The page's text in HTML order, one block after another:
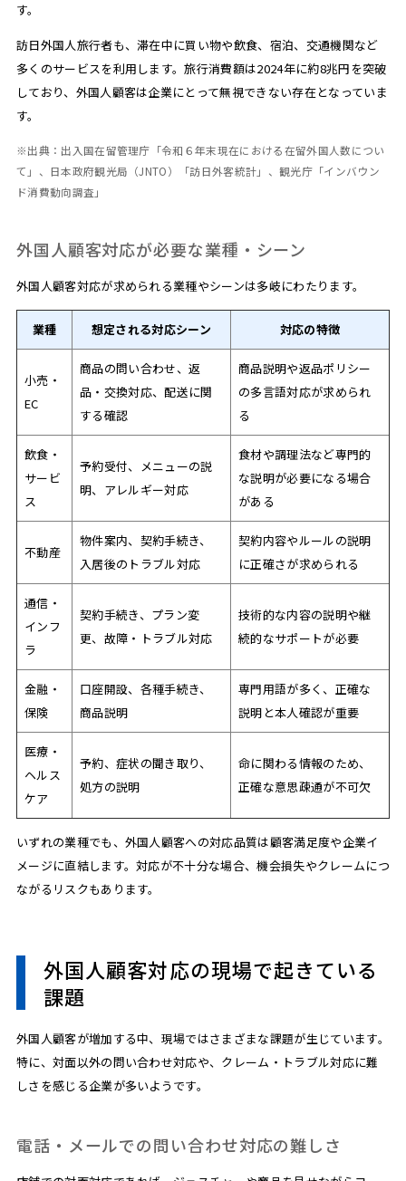
す。
訪日外国人旅行者も、滞在中に買い物や飲食、宿泊、交通機関など
多くのサービスを利用します。旅行消費額は2024年に約8兆円を突破
しており、外国人顧客は企業にとって無視できない存在となっていま
す。
※出典：出入国在留管理庁「令和６年末現在における在留外国人数につい
て」、日本政府観光局（JNTO）「訪日外客統計」、観光庁「インバウン
ド消費動向調査」
外国人顧客対応が必要な業種・シーン
外国人顧客対応が求められる業種やシーンは多岐にわたります。
業種 想定される対応シーン 対応の特徴
小売・
EC
商品の問い合わせ、返
品・交換対応、配送に関
する確認
商品説明や返品ポリシー
の多言語対応が求められ
る
飲食・
サービ
ス
予約受付、メニューの説
明、アレルギー対応
食材や調理法など専門的
な説明が必要になる場合
がある
不動産
物件案内、契約手続き、
入居後のトラブル対応
契約内容やルールの説明
に正確さが求められる
通信・
インフ
ラ
契約手続き、プラン変
更、故障・トラブル対応
技術的な内容の説明や継
続的なサポートが必要
金融・
保険
口座開設、各種手続き、
商品説明
専門用語が多く、正確な
説明と本人確認が重要
医療・
ヘルス
ケア
予約、症状の聞き取り、
処方の説明
命に関わる情報のため、
正確な意思疎通が不可欠
いずれの業種でも、外国人顧客への対応品質は顧客満足度や企業イ
メージに直結します。対応が不十分な場合、機会損失やクレームにつ
ながるリスクもあります。
外国人顧客対応の現場で起きている
課題
外国人顧客が増加する中、現場ではさまざまな課題が生じています。
特に、対面以外の問い合わせ対応や、クレーム・トラブル対応に難
しさを感じる企業が多いようです。
電話・メールでの問い合わせ対応の難しさ